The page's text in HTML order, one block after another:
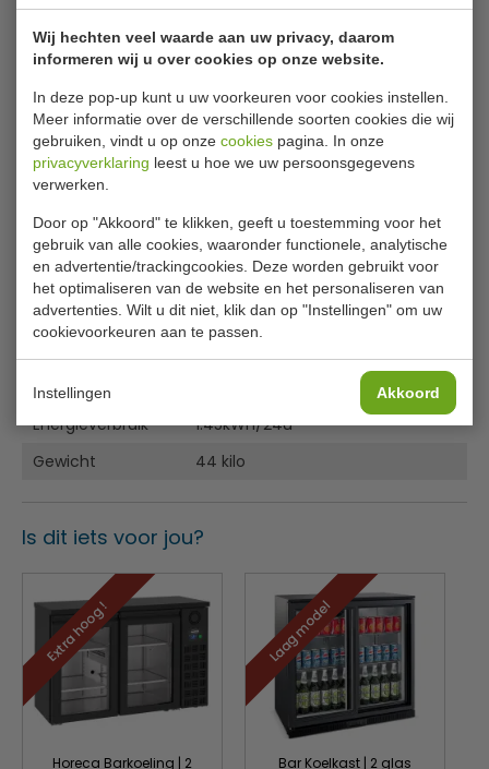
Wij hechten veel waarde aan uw privacy, daarom
informeren wij u over cookies op onze website.
In deze pop-up kunt u uw voorkeuren voor cookies instellen.
Meer informatie over de verschillende soorten cookies die wij
gebruiken, vindt u op onze cookies pagina. In onze
privacyverklaring leest u hoe we uw persoonsgegevens
verwerken.
Door op "Akkoord" te klikken, geeft u toestemming voor het
gebruik van alle cookies, waaronder functionele, analytische
en advertentie/trackingcookies. Deze worden gebruikt voor
het optimaliseren van de website en het personaliseren van
advertenties. Wilt u dit niet, klik dan op "Instellingen" om uw
cookievoorkeuren aan te passen.
Instellingen Akkoord
alarm dat afgaat wanneer de deur niet goed gesloten is
en als de stroomtoevoer naar de koelkast wordt
onderbroken - essentieel voor een veilig gebruik.
De opslag is verdeeld over twee stevige schappen en een
halfhoge bodemplank, wat voldoende ruimte biedt voor
uw medicijnen. Voor extra veiligheid kan de koelkast
eenvoudig worden afgesloten, zodat alleen bevoegde
Tijdbesparend, eenvoudig schoon te maken wit stalen
uitvoering
Geforceerde luchtkoeling biedt snelle, gelijkmatige
koelprestaties - zelfs bij regelmatig openen en sluiten
3 uitneembare schappen, waarvan één half schap
Automatische ontdooiing voor maximale efficiëntie en
koelprestaties
Intuïtieve en nauwkeurige bediening middels het
digitale paneel met display
60cm isolatie voor optimale efficiëntie en lagere
stroomonderbreking en niet goed gesloten deur
Bijlages
Handleiding
Diagram
Specificaties
Kleur
Wit
Inhoud
128 liter
Temperatuur
+2°C tot +8°C
Materiaal
Energieverbruik
1.45kWh/24u
Gewicht
44 kilo
Is dit iets voor jou?
Extra hoog !
Horeca Barkoeling | 2
Laag model
Bar Koelkast | 2 glas